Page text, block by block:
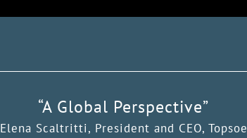
“A Global Perspective”
Elena Scaltritti, President and CEO, Topsoe